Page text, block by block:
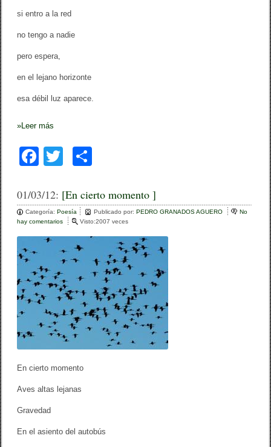
si entro a la red
no tengo a nadie
pero espera,
en el lejano horizonte
esa débil luz aparece.
»Leer más
F
c
e
b
o
k
tt
er
m
p
ar
tir
01/03/12: [En cierto momento ]
Categoría:Poesía Publicado por:PEDRO GRANADOS AGUERO
No
hay comentarios
E
n
i
e
r
t
o
o
n
o
]
Visto:2007 veces
En cierto momento
Aves altas lejanas
Gravedad
En el asiento del autobús